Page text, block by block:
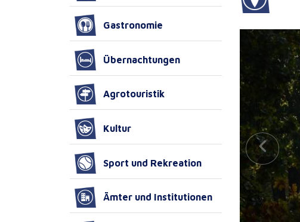
Gastronomie
Übernachtungen
Agrotouristik
Kultur
Sport und Rekreation
Ämter und Institutionen